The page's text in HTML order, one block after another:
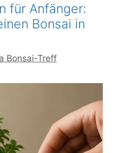
für Anfänger:
Bonsai in
Bonsai-Treff